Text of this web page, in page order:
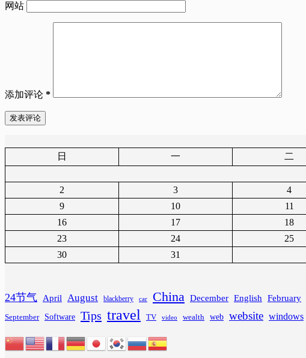
网站
添加评论 *
发表评论
日
一 二
2
3 4
9
10 11
16
17 18
23
24 25
30
31
24节气 April August blackberry car China December English February
September Software Tips travel TV video wealth web website windows